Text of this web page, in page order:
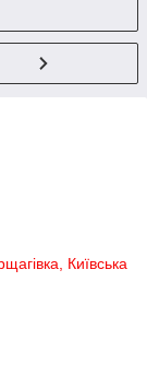
Київська